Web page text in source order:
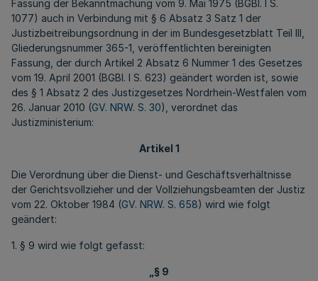
Fassung der Bekanntmachung vom 9. Mai 1975 (BGBl. I S.
1077) auch in Verbindung mit § 6 Absatz 3 Satz 1 der
Justizbeitreibungsordnung in der im Bundesgesetzblatt Teil III,
Gliederungsnummer 365-1, veröffentlichten bereinigten
Fassung, der durch Artikel 2 Absatz 6 Nummer 1 des Gesetzes
vom 19. April 2001 (BGBl. I S. 623) geändert worden ist, sowie
des § 1 Absatz 2 des Justizgesetzes Nordrhein-Westfalen vom
26. Januar 2010 (GV. NRW. S. 30), verordnet das
Justizministerium:
Artikel 1
Die Verordnung über die Dienst- und Geschäftsverhältnisse
der Gerichtsvollzieher und der Vollziehungsbeamten der Justiz
vom 22. Oktober 1984 (GV. NRW. S. 658) wird wie folgt
geändert:
1. § 9 wird wie folgt gefasst:
„§ 9